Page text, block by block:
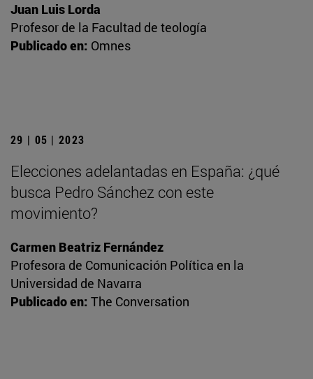
Juan Luis Lorda
Profesor de la Facultad de teología
Publicado en: Omnes
29 | 05 | 2023
Elecciones adelantadas en España: ¿qué
busca Pedro Sánchez con este
movimiento?
Carmen Beatriz Fernández
Profesora de Comunicación Política en la
Universidad de Navarra
Publicado en: The Conversation